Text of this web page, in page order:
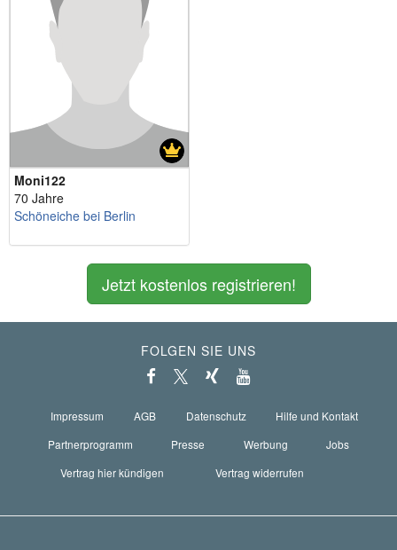
Moni122
70 Jahre
Schöneiche bei Berlin
Jetzt kostenlos registrieren!
FOLGEN SIE UNS
Impressum AGB Datenschutz
Hilfe und Kontakt
Partnerprogramm
Presse Werbung
Jobs
Vertrag hier kündigen
Vertrag widerrufen